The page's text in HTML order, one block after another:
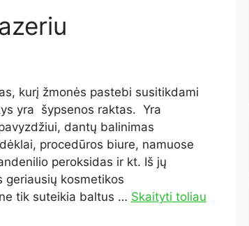
kurį žmonės pastebi susitikdami
yra šypsenos raktas. Yra
dantų balinimas
procedūros biure, namuose
peroksidas ir kt. Iš jų
geriausių kosmetikos
tik suteikia baltus … Skaityti toliau